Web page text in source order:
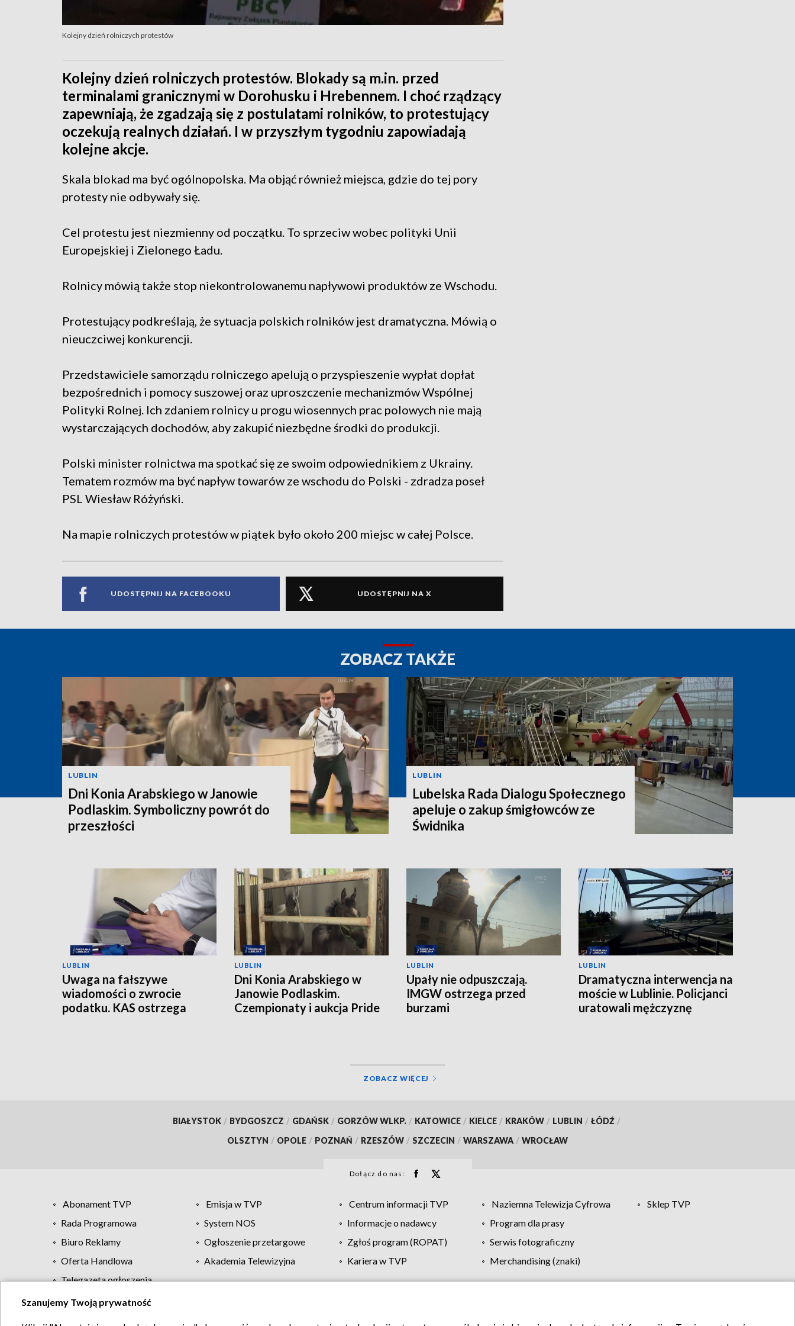
Kolejny dzień rolniczych protestów
Kolejny dzień rolniczych protestów. Blokady są m.in. przed
terminalami granicznymi w Dorohusku i Hrebennem. I choć rządzący
zapewniają, że zgadzają się z postulatami rolników, to protestujący
oczekują realnych działań. I w przyszłym tygodniu zapowiadają
kolejne akcje.
Skala blokad ma być ogólnopolska. Ma objąć również miejsca, gdzie do tej pory
protesty nie odbywały się.
Cel protestu jest niezmienny od początku. To sprzeciw wobec polityki Unii
Europejskiej i Zielonego Ładu.
Rolnicy mówią także stop niekontrolowanemu napływowi produktów ze Wschodu.
Protestujący podkreślają, że sytuacja polskich rolników jest dramatyczna. Mówią o
nieuczciwej konkurencji.
Przedstawiciele samorządu rolniczego apelują o przyspieszenie wypłat dopłat
bezpośrednich i pomocy suszowej oraz uproszczenie mechanizmów Wspólnej
Polityki Rolnej. Ich zdaniem rolnicy u progu wiosennych prac polowych nie mają
wystarczających dochodów, aby zakupić niezbędne środki do produkcji.
Polski minister rolnictwa ma spotkać się ze swoim odpowiednikiem z Ukrainy.
Tematem rozmów ma być napływ towarów ze wschodu do Polski - zdradza poseł
PSL Wiesław Różyński.
Na mapie rolniczych protestów w piątek było około 200 miejsc w całej Polsce.
UDOSTĘPNIJ NA FACEBOOKU UDOSTĘPNIJ NA X
ZOBACZ TAKŻE
LUBLIN
Dni Konia Arabskiego w Janowie
Podlaskim. Symboliczny powrót do
przeszłości
LUBLIN
Lubelska Rada Dialogu Społecznego
apeluje o zakup śmigłowców ze
Świdnika
LUBLIN
Uwaga na fałszywe
wiadomości o zwrocie
podatku. KAS ostrzega
LUBLIN
Dni Konia Arabskiego w
Janowie Podlaskim.
Czempionaty i aukcja Pride
LUBLIN
Upały nie odpuszczają.
IMGW ostrzega przed
burzami
LUBLIN
Dramatyczna interwencja na
moście w Lublinie. Policjanci
uratowali mężczyznę
ZOBACZ WIĘCEJ
BIAŁYSTOK / BYDGOSZCZ / GDAŃSK / GORZÓW WLKP. / KATOWICE / KIELCE / KRAKÓW / LUBLIN / ŁÓDŹ /
OLSZTYN / OPOLE / POZNAŃ / RZESZÓW / SZCZECIN / WARSZAWA / WROCŁAW
Dołącz do nas:
Abonament TVP Emisja w TVP Centrum informacji TVP Naziemna Telewizja Cyfrowa
Sklep TVP
Rada Programowa
System NOS Informacje o nadawcy
Program dla prasy
Biuro Reklamy
Ogłoszenie przetargowe Zgłoś program (ROPAT)
Serwis fotograficzny
Oferta Handlowa
Akademia Telewizyjna Kariera w TVP
Merchandising (znaki)
Telegazeta ogłoszenia
Regulamin TVP Polityka prywatności Moje zgody Pomoc Biuro reklamy Kontakt
Szanujemy Twoją prywatność